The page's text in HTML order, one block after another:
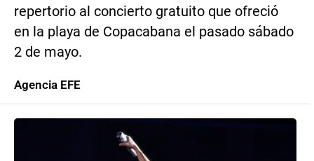
repertorio al concierto gratuito que ofreció
en la playa de Copacabana el pasado sábado
2 de mayo.
Agencia EFE